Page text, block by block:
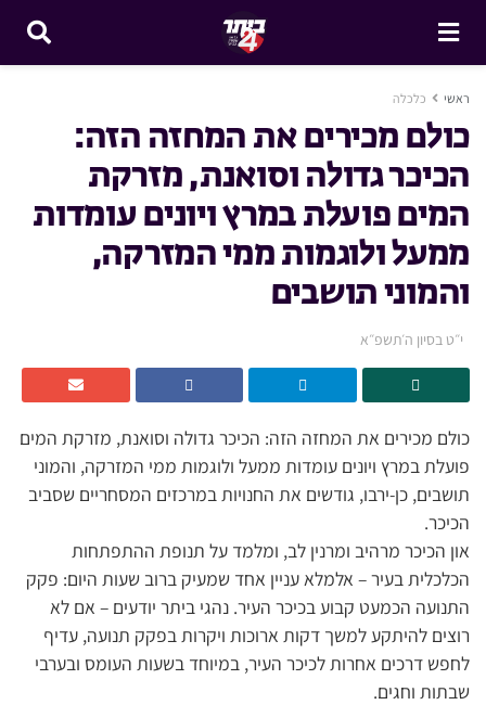
ראשי כלכלה
כולם מכירים את המחזה הזה:
הכיכר גדולה וסואנת, מזרקת
המים פועלת במרץ ויונים עומדות
ממעל ולוגמות ממי המזרקה,
והמוני תושבים
י״ט בסיון ה׳תשפ״א
כולם מכירים את המחזה הזה: הכיכר גדולה וסואנת, מזרקת המים
פועלת במרץ ויונים עומדות ממעל ולוגמות ממי המזרקה, והמוני
תושבים, כן-ירבו, גודשים את החנויות במרכזים המסחריים שסביב
הכיכר.
און הכיכר מרהיב ומרנין לב, ומלמד על תנופת ההתפתחות
הכלכלית בעיר – אלמלא עניין אחד שמעיק ברוב שעות היום: פקק
התנועה הכמעט קבוע בכיכר העיר. נהגי ביתר יודעים – אם לא
רוצים להיתקע למשך דקות ארוכות ויקרות בפקק תנועה, עדיף
לחפש דרכים אחרות לכיכר העיר, במיוחד בשעות העומס ובערבי
שבתות וחגים.